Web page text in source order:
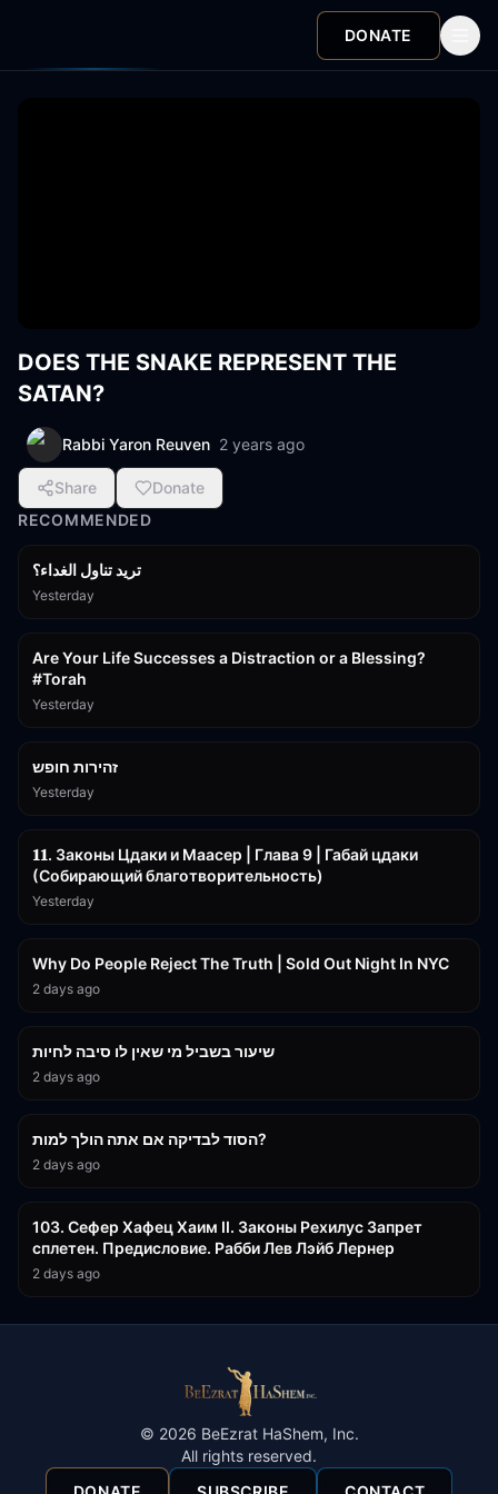
DONATE
DOES THE SNAKE REPRESENT THE
SATAN?
Rabbi Yaron Reuven 2 years ago
Share
Donate
RECOMMENDED
تريد تناول الغداء؟
Yesterday
Are Your Life Successes a Distraction or a Blessing?
#Torah
Yesterday
זהירות חופש
Yesterday
𝟏𝟏. Законы Цдаки и Маасер | Глава 9 | Габай цдаки
(Собирающий благотворительность)
Yesterday
Why Do People Reject The Truth | Sold Out Night In NYC
2 days ago
שיעור בשביל מי שאין לו סיבה לחיות
2 days ago
הסוד לבדיקה אם אתה הולך למות?
2 days ago
103. Сефер Хафец Хаим II. Законы Рехилус Запрет
сплетен. Предисловие. Рабби Лев Лэйб Лернер
2 days ago
© 2026 BeEzrat HaShem, Inc.
All rights reserved.